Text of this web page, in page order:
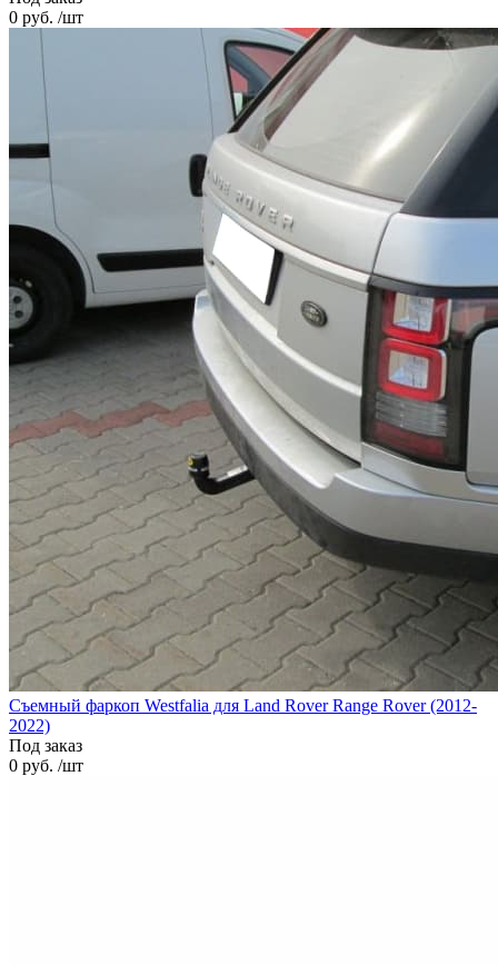
0 руб. /шт
Cъемный фаркоп Westfalia для Land Rover Range Rover (2012-
2022)
Под заказ
0 руб. /шт